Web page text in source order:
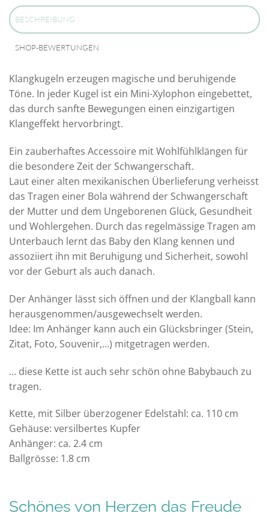
BESCHREIBUNG
SHOP-BEWERTUNGEN
Klangkugeln erzeugen magische und beruhigende
Töne. In jeder Kugel ist ein Mini-Xylophon eingebettet,
das durch sanfte Bewegungen einen einzigartigen
Klangeffekt hervorbringt.
Ein zauberhaftes Accessoire mit Wohlfühlklängen für
die besondere Zeit der Schwangerschaft.
Laut einer alten mexikanischen Überlieferung verheisst
das Tragen einer Bola während der Schwangerschaft
der Mutter und dem Ungeborenen Glück, Gesundheit
und Wohlergehen. Durch das regelmässige Tragen am
Unterbauch lernt das Baby den Klang kennen und
assoziiert ihn mit Beruhigung und Sicherheit, sowohl
vor der Geburt als auch danach.
Der Anhänger lässt sich öffnen und der Klangball kann
herausgenommen/ausgewechselt werden.
Idee: Im Anhänger kann auch ein Glücksbringer (Stein,
Zitat, Foto, Souvenir,…) mitgetragen werden.
… diese Kette ist auch sehr schön ohne Babybauch zu
tragen.
Kette, mit Silber überzogener Edelstahl: ca. 110 cm
Gehäuse: versilbertes Kupfer
Anhänger: ca. 2.4 cm
Ballgrösse: 1.8 cm
Schönes von Herzen das Freude